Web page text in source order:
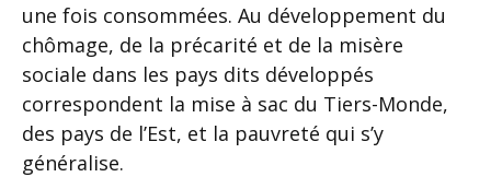
une fois consommées. Au développement du
chômage, de la précarité et de la misère
sociale dans les pays dits développés
correspondent la mise à sac du Tiers-Monde,
des pays de l’Est, et la pauvreté qui s’y
généralise.